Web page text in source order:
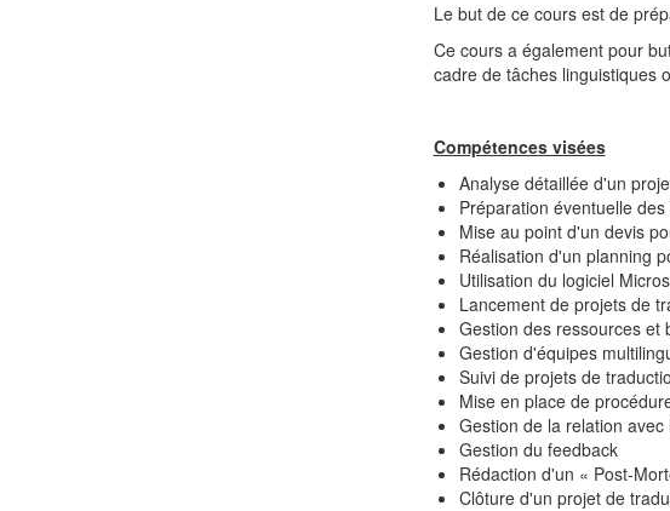
Le but de ce cours est de
Ce cours a également pour
cadre de tâches linguistiques
Compétences visées
Analyse détaillée d'un
Préparation éventuelle
Mise au point d'un devis
Réalisation d'un planning
Utilisation du logiciel
Lancement de projets de
Gestion des ressources et
Gestion d'équipes
Suivi de projets de
Mise en place de
Gestion de la relation avec
Gestion du feedback
Rédaction d'un « Post-
Clôture d'un projet de